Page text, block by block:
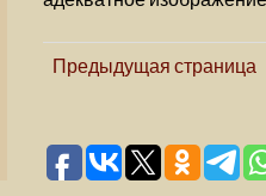
Предыдущая страница